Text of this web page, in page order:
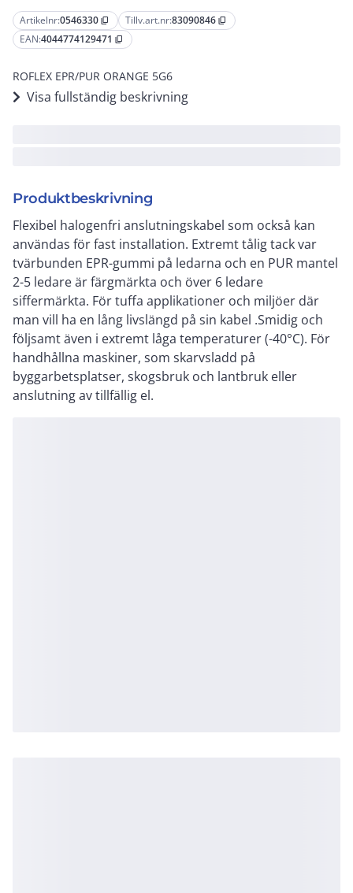
Artikelnr:0546330 content_copy Tillv.art.nr:83090846 content_copy
EAN:4044774129471 content_copy
ROFLEX EPR/PUR ORANGE 5G6
Visa fullständig beskrivning
Produktbeskrivning
Flexibel halogenfri anslutningskabel som också kan
användas för fast installation. Extremt tålig tack var
tvärbunden EPR-gummi på ledarna och en PUR mantel
2-5 ledare är färgmärkta och över 6 ledare
siffermärkta. För tuffa applikationer och miljöer där
man vill ha en lång livslängd på sin kabel .Smidig och
följsamt även i extremt låga temperaturer (-40°C). För
handhållna maskiner, som skarvsladd på
byggarbetsplatser, skogsbruk och lantbruk eller
anslutning av tillfällig el.